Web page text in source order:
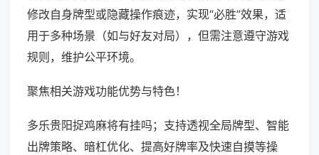
修改自身牌型或隐藏操作痕迹，实现“必胜”效果，适
用于多种场景（如与好友对局），但需注意遵守游戏
规则，维护公平环境。
聚焦相关游戏功能优势与特色！
多乐贵阳捉鸡麻将有挂吗；支持透视全局牌型、智能
出牌策略、暗杠优化、提高好牌率及快速自摸等操